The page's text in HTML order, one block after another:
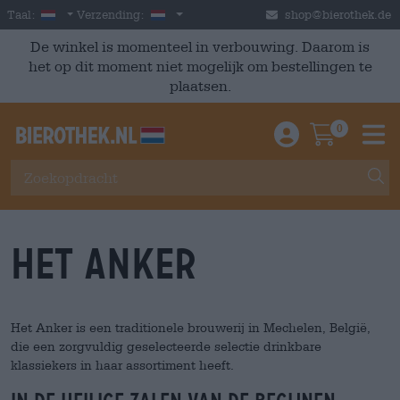
Skip to main content
Taal: Dutch
Verzending: Nederland shop@bierothek.de
De winkel is momenteel in verbouwing. Daarom is
het op dit moment niet mogelijk om bestellingen te
plaatsen.
Einloggen /
0
Het Anker
Het Anker is een traditionele brouwerij in Mechelen, België,
die een zorgvuldig geselecteerde selectie drinkbare
klassiekers in haar assortiment heeft.